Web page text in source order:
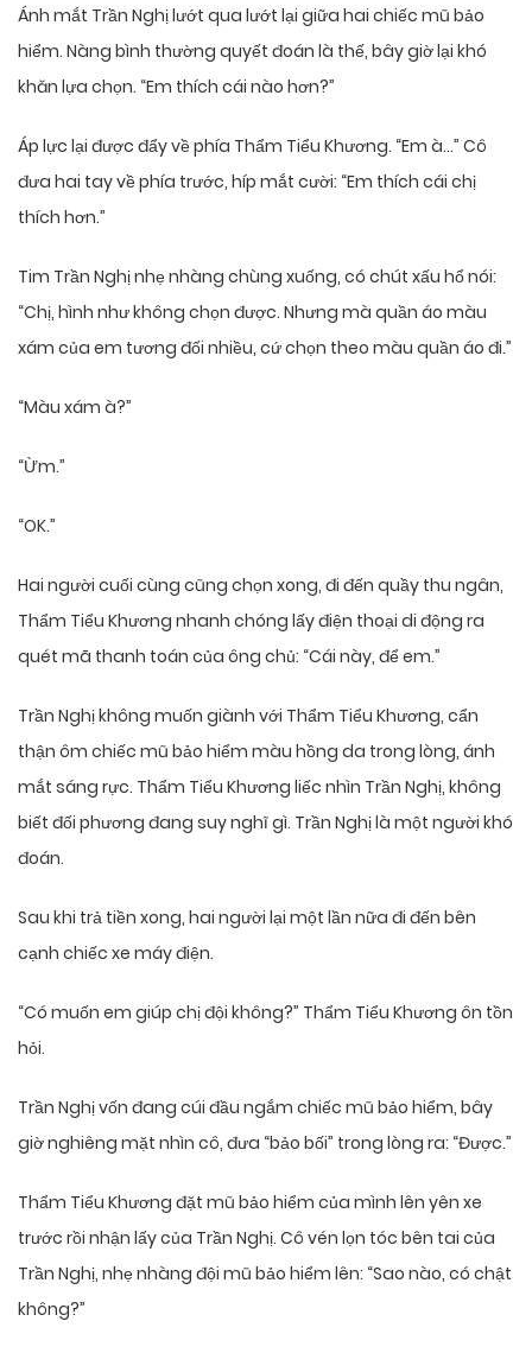
Ánh mắt Trần Nghị lướt qua lướt lại giữa hai chiếc mũ bảo
hiểm. Nàng bình thường quyết đoán là thế, bây giờ lại khó
khăn lựa chọn. “Em thích cái nào hơn?”
Áp lực lại được đẩy về phía Thẩm Tiểu Khương. “Em à…” Cô
đưa hai tay về phía trước, híp mắt cười: “Em thích cái chị
thích hơn.”
Tim Trần Nghị nhẹ nhàng chùng xuống, có chút xấu hổ nói:
“Chị, hình như không chọn được. Nhưng mà quần áo màu
xám của em tương đối nhiều, cứ chọn theo màu quần áo đi.”
“Màu xám à?”
“Ừm.”
“OK.”
Hai người cuối cùng cũng chọn xong, đi đến quầy thu ngân,
Thẩm Tiểu Khương nhanh chóng lấy điện thoại di động ra
quét mã thanh toán của ông chủ: “Cái này, để em.”
Trần Nghị không muốn giành với Thẩm Tiểu Khương, cẩn
thận ôm chiếc mũ bảo hiểm màu hồng da trong lòng, ánh
mắt sáng rực. Thẩm Tiểu Khương liếc nhìn Trần Nghị, không
biết đối phương đang suy nghĩ gì. Trần Nghị là một người khó
đoán.
Sau khi trả tiền xong, hai người lại một lần nữa đi đến bên
cạnh chiếc xe máy điện.
“Có muốn em giúp chị đội không?” Thẩm Tiểu Khương ôn tồn
hỏi.
Trần Nghị vốn đang cúi đầu ngắm chiếc mũ bảo hiểm, bây
giờ nghiêng mặt nhìn cô, đưa “bảo bối” trong lòng ra: “Được.”
Thẩm Tiểu Khương đặt mũ bảo hiểm của mình lên yên xe
trước rồi nhận lấy của Trần Nghị. Cô vén lọn tóc bên tai của
Trần Nghị, nhẹ nhàng đội mũ bảo hiểm lên: “Sao nào, có chật
không?”